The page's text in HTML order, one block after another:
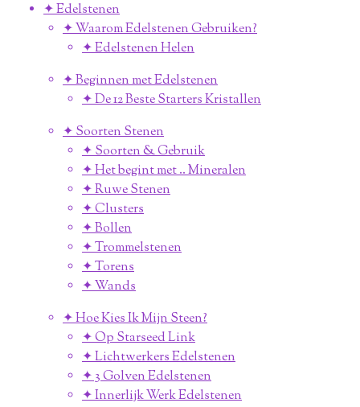
✦ Edelstenen
✦ Waarom Edelstenen Gebruiken?
✦ Edelstenen Helen
✦ Beginnen met Edelstenen
✦ De 12 Beste Starters Kristallen
✦ Soorten Stenen
✦ Soorten & Gebruik
✦ Het begint met .. Mineralen
✦ Ruwe Stenen
✦ Clusters
✦ Bollen
✦ Trommelstenen
✦ Torens
✦ Wands
✦ Hoe Kies Ik Mijn Steen?
✦ Op Starseed Link
✦ Lichtwerkers Edelstenen
✦ 3 Golven Edelstenen
✦ Innerlijk Werk Edelstenen